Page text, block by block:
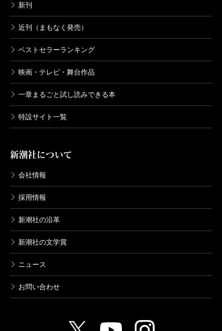
新刊
近刊（まもなく発売）
ベストセラーランキング
映画・テレビ・舞台作品
一章まるごと試し読みできる本
特設サイト一覧
新潮社について
会社情報
採用情報
新潮社の沿革
新潮社の文学賞
ニュース
お問い合わせ